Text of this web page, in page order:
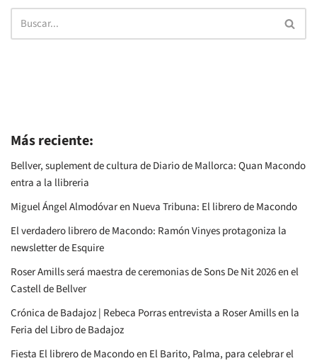
Más reciente:
Bellver, suplement de cultura de Diario de Mallorca: Quan Macondo
entra a la llibreria
Miguel Ángel Almodóvar en Nueva Tribuna: El librero de Macondo
El verdadero librero de Macondo: Ramón Vinyes protagoniza la
newsletter de Esquire
Roser Amills será maestra de ceremonias de Sons De Nit 2026 en el
Castell de Bellver
Crónica de Badajoz | Rebeca Porras entrevista a Roser Amills en la
Feria del Libro de Badajoz
Fiesta El librero de Macondo en El Barito, Palma, para celebrar el